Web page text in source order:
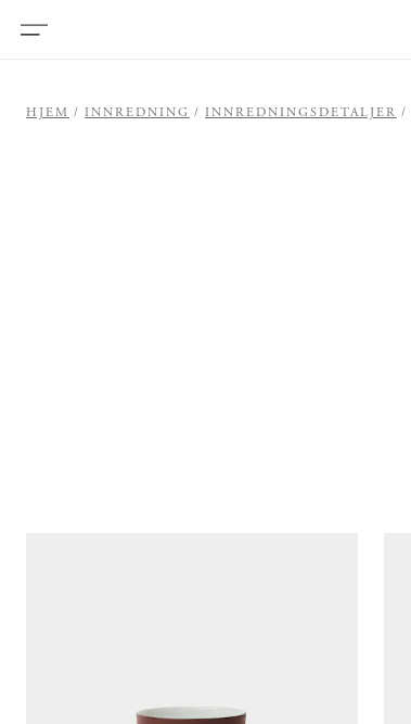
HJEM INNREDNING INNREDNINGSDETALJER